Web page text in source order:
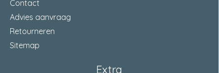
Contact
Advies aanvraag
Retourneren
Sitemap
Extra